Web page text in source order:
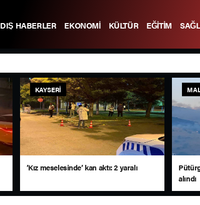
DIŞ HABERLER EKONOMİ KÜLTÜR EĞİTİM
KAYSERI
’Kız meselesinde’ kan aktı: 2 yaralı
alındı